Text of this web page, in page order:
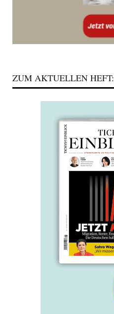
ZUM AKTUELLEN HEFT: